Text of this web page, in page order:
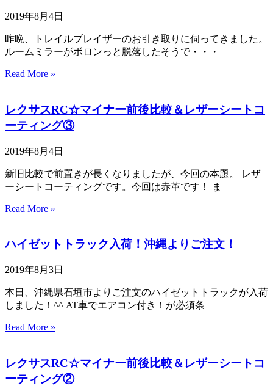
2019年8月4日
昨晩、トレイルブレイザーのお引き取りに伺ってきました。
ルームミラーがボロンっと脱落したそうで・・・
Read More »
レクサスRC☆マイナー前後比較＆レザーシートコ
ーティング③
2019年8月4日
新旧比較で前置きが長くなりましたが、今回の本題。 レザ
ーシートコーティングです。今回は赤革です！ ま
Read More »
ハイゼットトラック入荷！沖縄よりご注文！
2019年8月3日
本日、沖縄県石垣市よりご注文のハイゼットトラックが入荷
しました！^^ AT車でエアコン付き！が必須条
Read More »
レクサスRC☆マイナー前後比較＆レザーシートコ
ーティング②